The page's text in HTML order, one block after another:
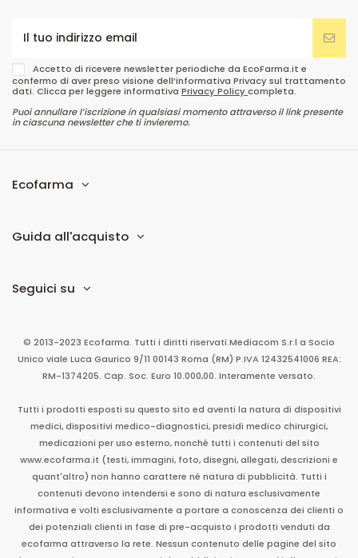
Accetto di ricevere newsletter periodiche da EcoFarma.it e
confermo di aver preso visione dell’informativa Privacy sul trattamento
dati. Clicca per leggere informativa Privacy Policycompleta.
Puoi annullare l’iscrizione in qualsiasi momento attraverso il link presente
in ciascuna newsletter che ti invieremo.
Ecofarma
Guida all'acquisto
Seguici su
© 2013-2023 Ecofarma. Tutti i diritti riservati.Mediacom S.r.l a Socio
Unico viale Luca Gaurico 9/11 00143 Roma (RM) P.IVA 12432541006 REA:
RM-1374205. Cap. Soc. Euro 10.000,00. Interamente versato.
Tutti i prodotti esposti su questo sito ed aventi la natura di dispositivi
medici, dispositivi medico-diagnostici, presidi medico chirurgici,
medicazioni per uso esterno, nonché tutti i contenuti del sito
www.ecofarma.it (testi, immagini, foto, disegni, allegati, descrizioni e
quant'altro) non hanno carattere né natura di pubblicità. Tutti i
contenuti devono intendersi e sono di natura esclusivamente
informativa e volti esclusivamente a portare a conoscenza dei clienti o
dei potenziali clienti in fase di pre-acquisto i prodotti venduti da
ecofarma attraverso la rete. Nessun contenuto delle pagine del sito